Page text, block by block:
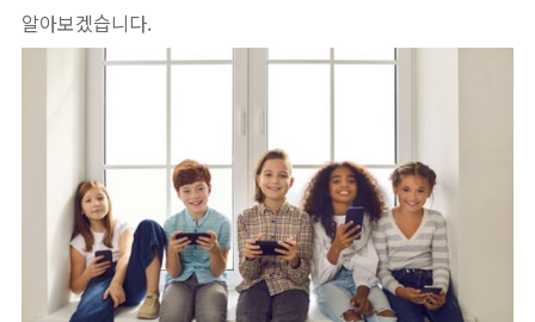
알아보겠습니다.